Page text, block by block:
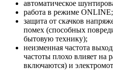
автоматическое
работа в режиме ONLINE;
защита от скачков
помех (способных
бытовую технику);
неизменная частота
частоты плохо влияет на
включаются) и